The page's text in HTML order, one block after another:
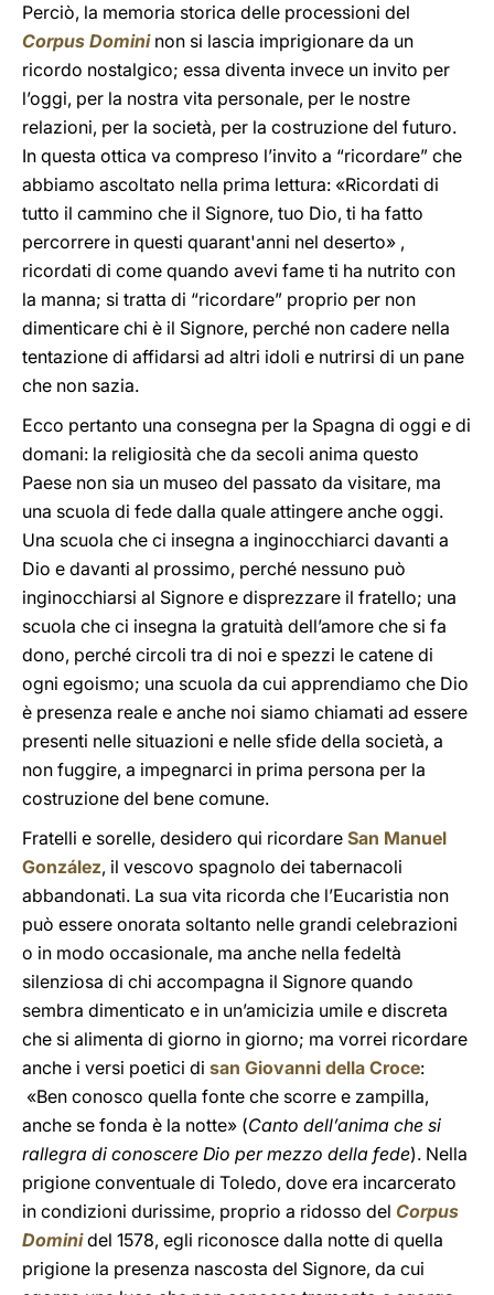
Perciò, la memoria storica delle processioni del
Corpus Domininon si lascia imprigionare da un
ricordo nostalgico; essa diventa invece un invito per
l’oggi, per la nostra vita personale, per le nostre
relazioni, per la società, per la costruzione del futuro.
In questa ottica va compreso l’invito a “ricordare” che
abbiamo ascoltato nella prima lettura: «Ricordati di
tutto il cammino che il Signore, tuo Dio, ti ha fatto
percorrere in questi quarant'anni nel deserto» ,
ricordati di come quando avevi fame ti ha nutrito con
la manna; si tratta di “ricordare” proprio per non
dimenticare chi è il Signore, perché non cadere nella
tentazione di affidarsi ad altri idoli e nutrirsi di un pane
che non sazia.
Ecco pertanto una consegna per la Spagna di oggi e di
domani: la religiosità che da secoli anima questo
Paese non sia un museo del passato da visitare, ma
una scuola di fede dalla quale attingere anche oggi.
Una scuola che ci insegna a inginocchiarci davanti a
Dio e davanti al prossimo, perché nessuno può
inginocchiarsi al Signore e disprezzare il fratello; una
scuola che ci insegna la gratuità dell’amore che si fa
dono, perché circoli tra di noi e spezzi le catene di
ogni egoismo; una scuola da cui apprendiamo che Dio
è presenza reale e anche noi siamo chiamati ad essere
presenti nelle situazioni e nelle sfide della società, a
non fuggire, a impegnarci in prima persona per la
costruzione del bene comune.
Fratelli e sorelle, desidero qui ricordare San Manuel
González, il vescovo spagnolo dei tabernacoli
abbandonati. La sua vita ricorda che l’Eucaristia non
può essere onorata soltanto nelle grandi celebrazioni
o in modo occasionale, ma anche nella fedeltà
silenziosa di chi accompagna il Signore quando
sembra dimenticato e in un’amicizia umile e discreta
che si alimenta di giorno in giorno; ma vorrei ricordare
anche i versi poetici di san Giovanni della Croce:
«Ben conosco quella fonte che scorre e zampilla,
anche se fonda è la notte» (Canto dell’anima che si
rallegra di conoscere Dio per mezzo della fede). Nella
prigione conventuale di Toledo, dove era incarcerato
in condizioni durissime, proprio a ridosso del Corpus
Dominidel 1578, egli riconosce dalla notte di quella
prigione la presenza nascosta del Signore, da cui